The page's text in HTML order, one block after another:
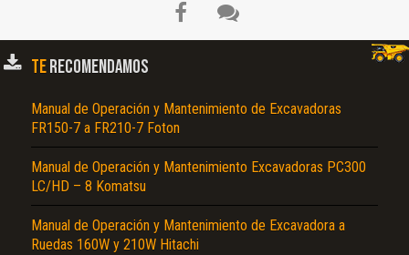
TERECOMENDAMOS
Manual de Operación y Mantenimiento de Excavadoras
FR150-7 a FR210-7 Foton
Manual de Operación y Mantenimiento Excavadoras PC300
LC/HD – 8 Komatsu
Manual de Operación y Mantenimiento de Excavadora a
Ruedas 160W y 210W Hitachi